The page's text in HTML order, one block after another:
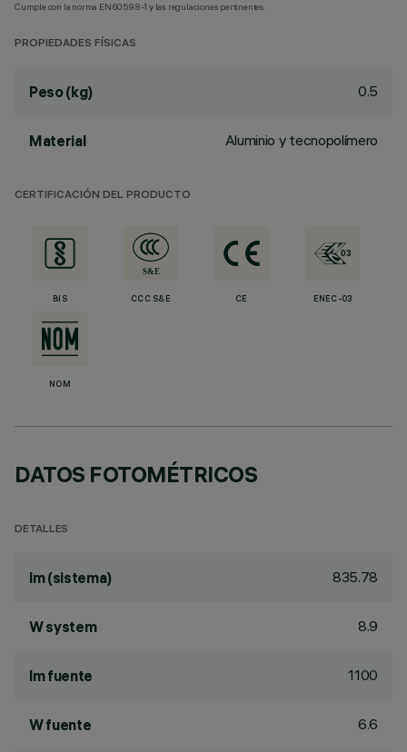
Cumple con la norma EN60598-1 y las regulaciones pertinentes.
PROPIEDADES FÍSICAS
Peso (kg) 0.5
Material Aluminio y tecnopolímero
CERTIFICACIÓN DEL PRODUCTO
BIS CCC S&E CE ENEC-03
NOM
DATOS FOTOMÉTRICOS
DETALLES
lm (sistema) 835.78
W system 8.9
lm fuente 1100
W fuente 6.6